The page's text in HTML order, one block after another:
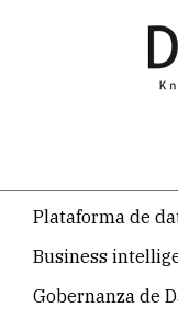
temática
principal
Plataforma de
Business
Gobernanza de